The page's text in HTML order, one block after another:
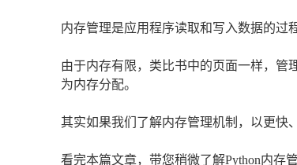
内存管理是应用程序读取和写入数据的过
由于内存有限，类比书中的页面一样，管
为内存分配。
其实如果我们了解内存管理机制，以更快
看完本篇文章，带您稍微了解Python内存